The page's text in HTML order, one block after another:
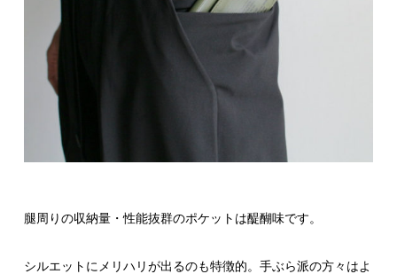
腿周りの収納量・性能抜群のポケットは醍醐味です。
シルエットにメリハリが出るのも特徴的。手ぶら派の方々はよ